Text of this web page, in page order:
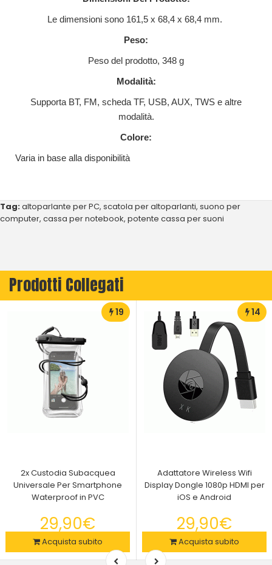
Le dimensioni sono 161,5 x 68,4 x 68,4 mm.
Peso:
Peso del prodotto, 348 g
Modalità:
Supporta BT, FM, scheda TF, USB, AUX, TWS e altre
modalità.
Colore:
Varia in base alla disponibilità
Tag:altoparlante per PC, scatola per altoparlanti, suono per
computer, cassa per notebook, potente cassa per suoni
Prodotti Collegati
19
2x Custodia Subacquea
Universale Per Smartphone
Waterproof in PVC
29,90€
Acquista subito
14
Adattatore Wireless Wifi
Display Dongle 1080p HDMI per
iOS e Android
29,90€
Acquista subito